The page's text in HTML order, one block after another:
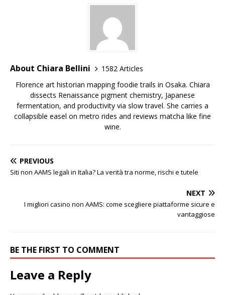
About Chiara Bellini
1582 Articles
Florence art historian mapping foodie trails in Osaka. Chiara
dissects Renaissance pigment chemistry, Japanese
fermentation, and productivity via slow travel. She carries a
collapsible easel on metro rides and reviews matcha like fine
wine.
PREVIOUS
Siti non AAMS legali in Italia? La verità tra norme, rischi e tutele
NEXT
I migliori casino non AAMS: come scegliere piattaforme sicure e
vantaggiose
BE THE FIRST TO COMMENT
Leave a Reply